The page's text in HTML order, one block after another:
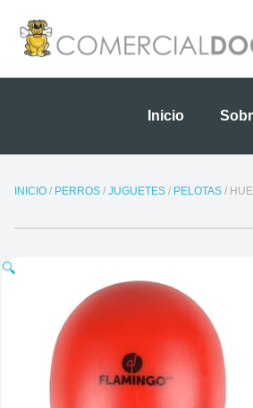
contenido
Inicio
INICIO / PERROS / JUGUETES / PELOTAS /
🔍